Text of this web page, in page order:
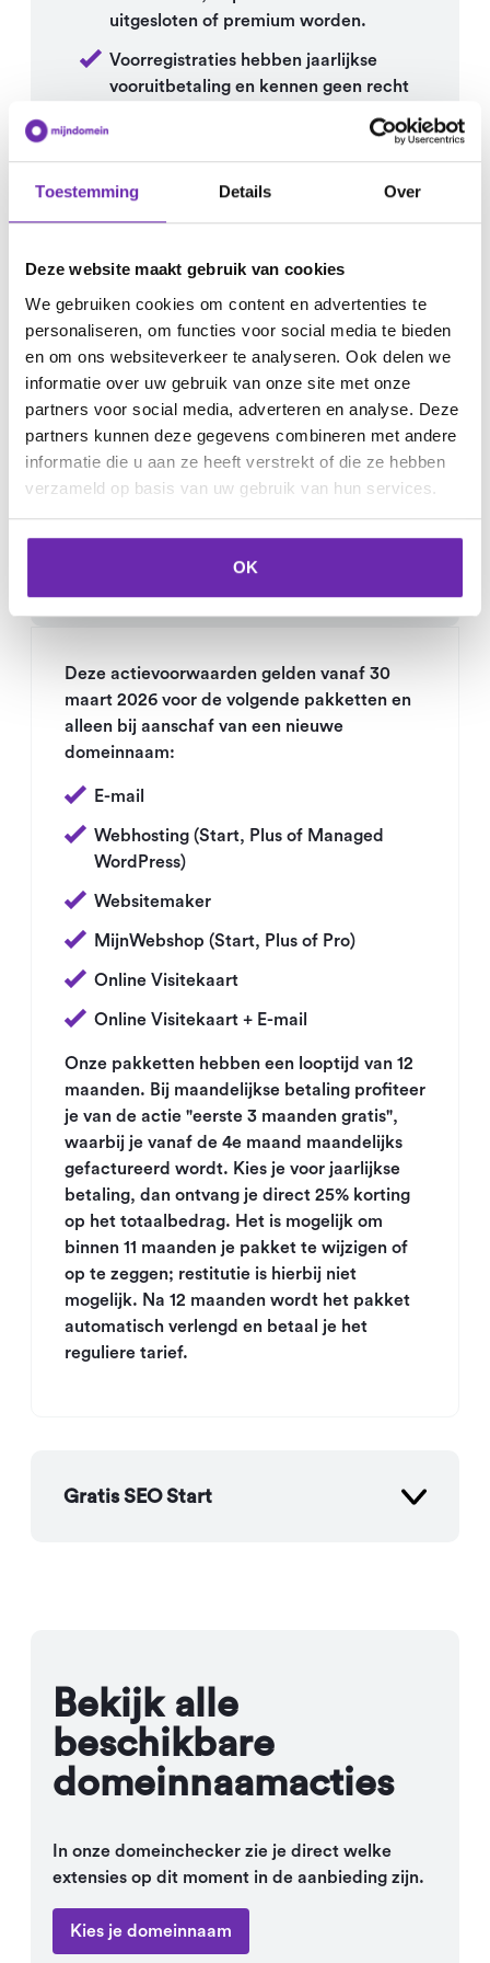
Toestemming Details Over
Deze website maakt gebruik van cookies
We gebruiken cookies om content en advertenties te
personaliseren, om functies voor social media te bieden
en om ons websiteverkeer te analyseren. Ook delen we
informatie over uw gebruik van onze site met onze
partners voor social media, adverteren en analyse. Deze
partners kunnen deze gegevens combineren met andere
informatie die u aan ze heeft verstrekt of die ze hebben
verzameld op basis van uw gebruik van hun services.
OK
uitgesloten of premium worden.
Voorregistraties hebben jaarlijkse
vooruitbetaling en kennen geen recht
Lopende acties en
voorwaarden
Bekijk per actie de belangrijkste voorwaarden. Zo zie
je snel wat de looptijd is, welke producten meedoen
en wanneer het reguliere tarief ingaat.
Deze actievoorwaarden gelden vanaf 30
maart 2026 voor de volgende pakketten en
alleen bij aanschaf van een nieuwe
domeinnaam:
E-mail
Webhosting (Start, Plus of Managed
WordPress)
Websitemaker
MijnWebshop (Start, Plus of Pro)
Online Visitekaart
Online Visitekaart + E-mail
Onze pakketten hebben een looptijd van 12
maanden. Bij maandelijkse betaling profiteer
je van de actie "eerste 3 maanden gratis",
waarbij je vanaf de 4e maand maandelijks
gefactureerd wordt. Kies je voor jaarlijkse
betaling, dan ontvang je direct 25% korting
op het totaalbedrag. Het is mogelijk om
binnen 11 maanden je pakket te wijzigen of
op te zeggen; restitutie is hierbij niet
mogelijk. Na 12 maanden wordt het pakket
automatisch verlengd en betaal je het
reguliere tarief.
Gratis SEO Start
Bekijk alle
beschikbare
domeinnaamacties
In onze domeinchecker zie je direct welke
extensies op dit moment in de aanbieding zijn.
Kies je domeinnaam